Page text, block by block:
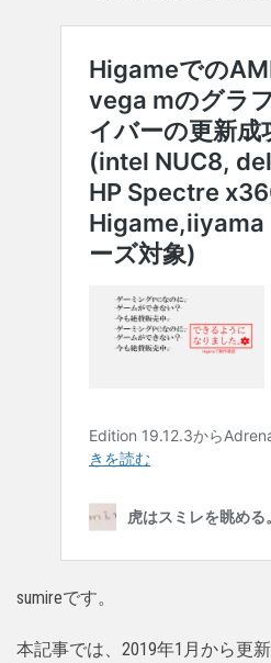
sumireです。
本記事では、2019年1月から更